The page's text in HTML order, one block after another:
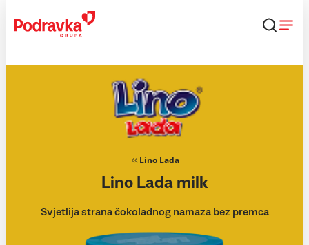
content
Lino Lada
Lino Lada milk
Svjetlija strana čokoladnog namaza bez premca